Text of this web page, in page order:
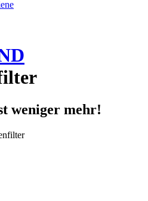
weniger mehr!